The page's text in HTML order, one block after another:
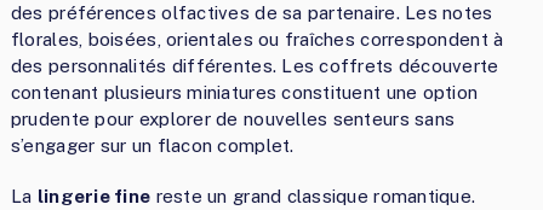
des préférences olfactives de sa partenaire. Les notes
florales, boisées, orientales ou fraîches correspondent à
des personnalités différentes. Les coffrets découverte
contenant plusieurs miniatures constituent une option
prudente pour explorer de nouvelles senteurs sans
s’engager sur un flacon complet.
La lingerie fine reste un grand classique romantique.